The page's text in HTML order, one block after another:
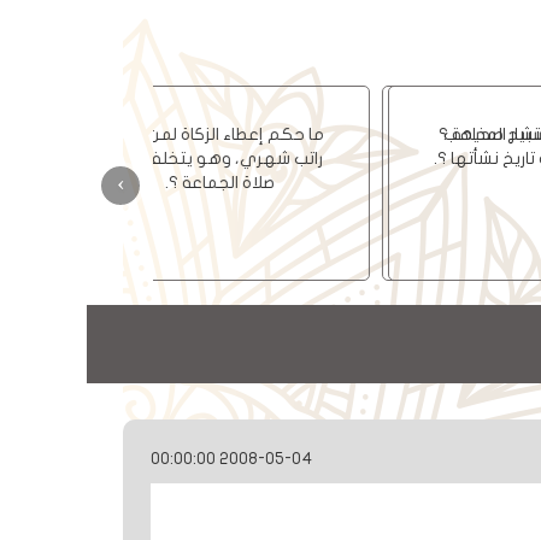
ما السر في انتشار المذاهب
الأربعة، وماهو تاريخ نشأتها ؟.
›
2008-05-04 00:00:00